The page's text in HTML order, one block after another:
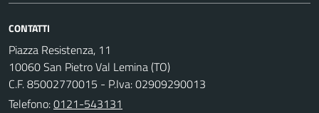
CONTATTI
Piazza Resistenza, 11
10060 San Pietro Val Lemina (TO)
C.F. 85002770015 - P.Iva: 02909290013
Telefono:0121-543131